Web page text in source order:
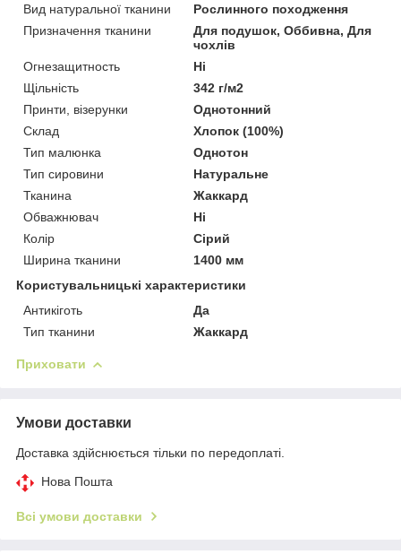
Вид натуральної тканини
Рослинного походження
Призначення тканини
Для подушок, Оббивна, Для
чохлів
Огнезащитность
Ні
Щільність
342 г/м2
Принти, візерунки
Однотонний
Склад
Хлопок (100%)
Тип малюнка
Однотон
Тип сировини
Натуральне
Тканина
Жаккард
Обважнювач
Ні
Колір
Сірий
Ширина тканини
1400 мм
Користувальницькі характеристики
Антикіготь
Да
Тип тканини
Жаккард
Приховати
Умови доставки
Доставка здійснюється тільки по передоплаті.
Нова Пошта
Всі умови доставки